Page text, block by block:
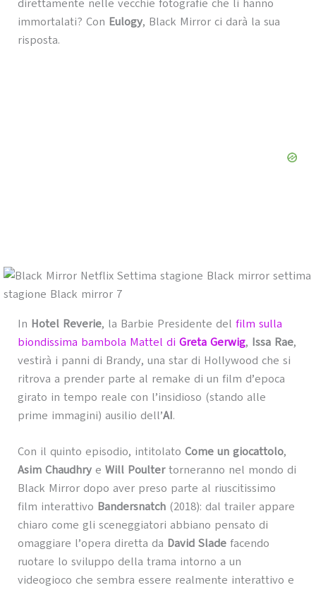
direttamente nelle vecchie fotografie che li hanno
immortalati? Con Eulogy, Black Mirror ci darà la sua
risposta.
In Hotel Reverie, la Barbie Presidente del film sulla
biondissima bambola Mattel di Greta Gerwig, Issa Rae,
vestirà i panni di Brandy, una star di Hollywood che si
ritrova a prender parte al remake di un film d’epoca
girato in tempo reale con l’insidioso (stando alle
prime immagini) ausilio dell’AI.
Con il quinto episodio, intitolato Come un giocattolo,
Asim Chaudhrye Will Poultertorneranno nel mondo di
Black Mirror dopo aver preso parte al riuscitissimo
film interattivo Bandersnatch(2018): dal trailer appare
chiaro come gli sceneggiatori abbiano pensato di
omaggiare l’opera diretta da David Sladefacendo
ruotare lo sviluppo della trama intorno a un
videogioco che sembra essere realmente interattivo e